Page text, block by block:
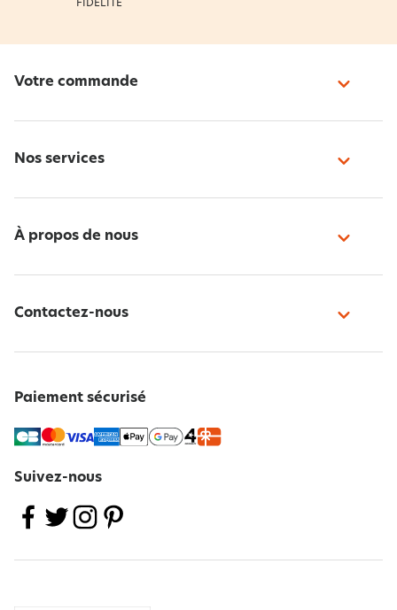
FIDÉLITÉ
Votre commande
Nos services
À propos de nous
Contactez-nous
Paiement sécurisé
Suivez-nous